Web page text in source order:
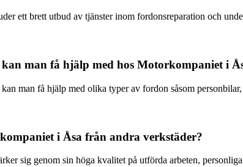
ett brett utbud av tjänster inom fordonsreparation och
man få hjälp med hos Motorkompaniet i
man få hjälp med olika typer av fordon såsom
i Åsa från andra verkstäder?
sig genom sin höga kvalitet på utförda arbeten,